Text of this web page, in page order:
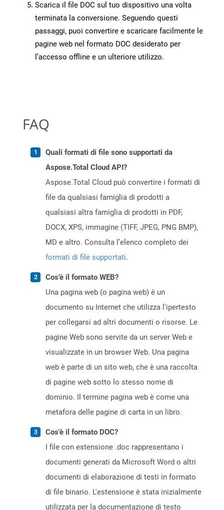
Scarica il file DOC sul tuo dispositivo una volta
terminata la conversione. Seguendo questi
passaggi, puoi convertire e scaricare facilmente le
pagine web nel formato DOC desiderato per
l’accesso offline e un ulteriore utilizzo.
FAQ
Quali formati di file sono supportati da
Aspose.Total Cloud API?
Aspose.Total Cloud può convertire i formati di
file da qualsiasi famiglia di prodotti a
qualsiasi altra famiglia di prodotti in PDF,
DOCX, XPS, immagine (TIFF, JPEG, PNG BMP),
MD e altro. Consulta l’elenco completo dei
formati di file supportati.
Cos'è il formato WEB?
Una pagina web (o pagina web) è un
documento su Internet che utilizza l'ipertesto
per collegarsi ad altri documenti o risorse. Le
pagine Web sono servite da un server Web e
visualizzate in un browser Web. Una pagina
web è parte di un sito web, che è una raccolta
di pagine web sotto lo stesso nome di
dominio. Il termine pagina web è come una
metafora delle pagine di carta in un libro.
Cos'è il formato DOC?
I file con estensione .doc rappresentano i
documenti generati da Microsoft Word o altri
documenti di elaborazione di testi in formato
di file binario. L'estensione è stata inizialmente
utilizzata per la documentazione di testo